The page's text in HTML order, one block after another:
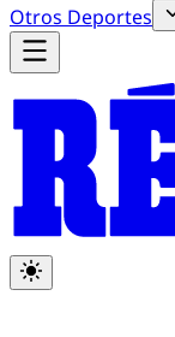
Otros Deportes